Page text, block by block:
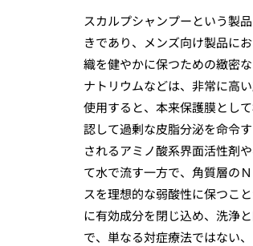
スカルプシャンプーという製
きであり、メンズ向け製品に
織を健やかに保つための緻密
ナトリウムなどは、非常に高
使用すると、本来保護膜とし
認して過剰な皮脂分泌を命令
されるアミノ酸系界面活性剤
て水で流す一方で、角質層の
スを理想的な弱酸性に保つこ
に有効成分を閉じ込め、洗浄
で、単なる対症療法ではない